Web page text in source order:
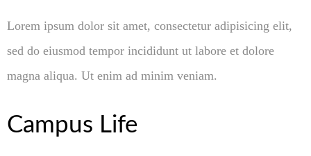
Lorem ipsum dolor sit amet, consectetur adipisicing elit,
sed do eiusmod tempor incididunt ut labore et dolore
magna aliqua. Ut enim ad minim veniam.
Campus Life